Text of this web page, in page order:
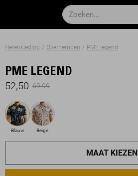
Herenkleding Overhemden PME legend
PME LEGEND
52,50 69,99
Blauw Beige
MAAT KIEZEN